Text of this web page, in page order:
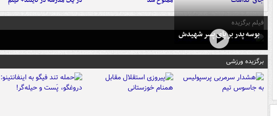
فیلم برگزیده
بوسه‌ پدر بر پای پسر شهیدش
برگزیده ورزشی